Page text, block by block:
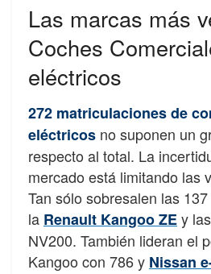
Las marcas más
Coches
eléctricos
272 matriculaciones de
eléctricos no suponen un
respecto al total. La
mercado está limitando las
Tan sólo sobresalen las
la Renault Kangoo ZEy
NV200. También lideran el
Kangoo con 786 y Nissan